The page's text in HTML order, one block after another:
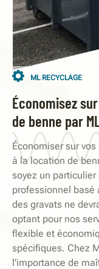
ML RECYCLAGE
Économisez
de benne par
Économiser sur
à la location de
soyez un particulier
professionnel basé
des gravats ne
optant pour nos
flexible et
spécifiques. Chez
l'importance de